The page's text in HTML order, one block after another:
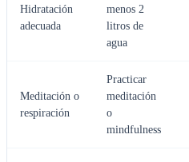
Hidratación
adecuada
menos 2
litros de
agua
Meditación o
respiración
Practicar
meditación
o
mindfulness